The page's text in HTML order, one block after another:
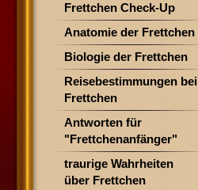
Frettchen Check-Up
Anatomie der Frettchen
Biologie der Frettchen
Reisebestimmungen bei
Frettchen
Antworten für
"Frettchenanfänger"
traurige Wahrheiten
über Frettchen